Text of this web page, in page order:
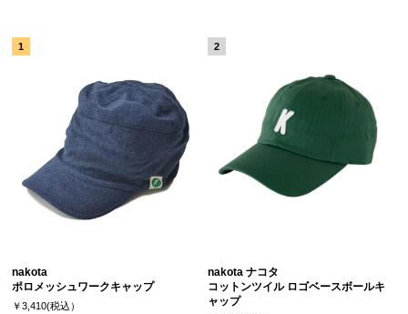
nakota
ポロメッシュワークキャップ
￥3,410(税込）
nakota ナコタ
コットンツイル ロゴベースボールキ
ャップ